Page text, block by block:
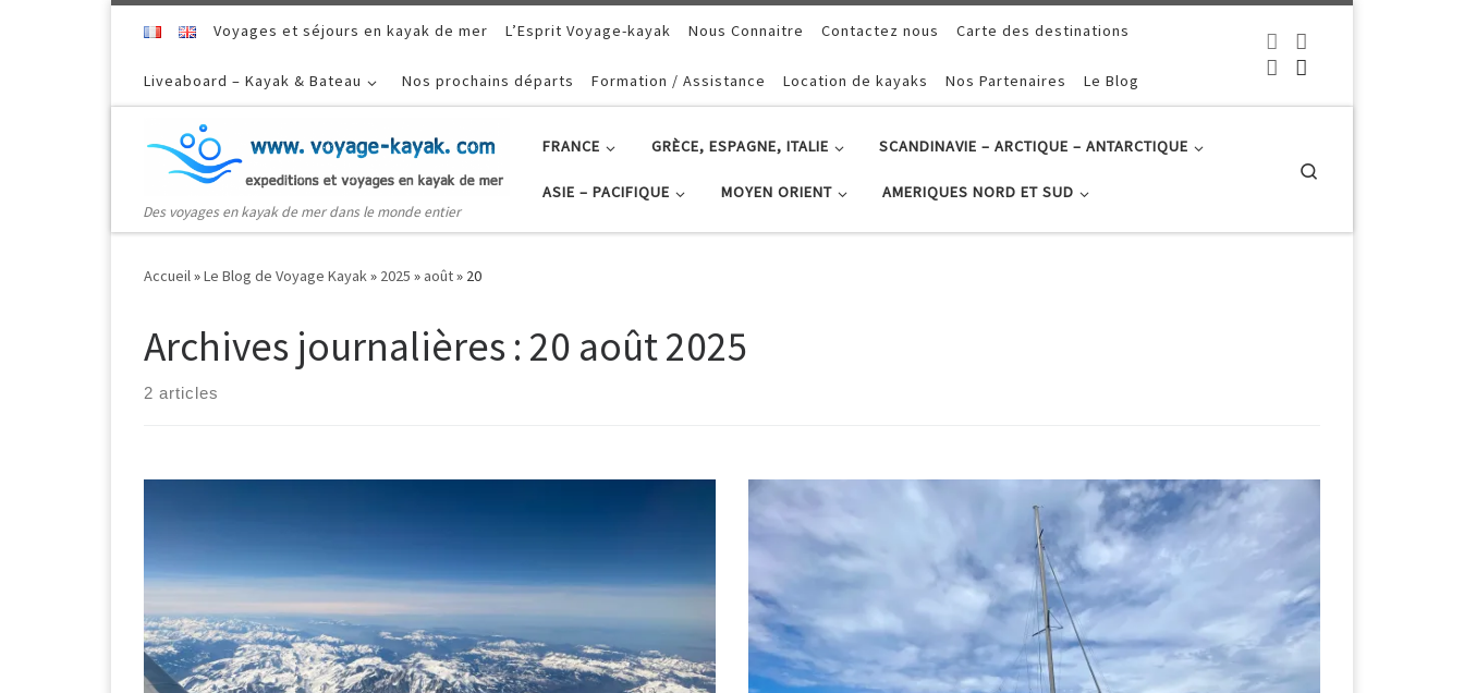
Voyages et séjours en kayak de mer L’Esprit Voyage-kayak Nous Connaitre Contactez nous Carte des destinations
Liveaboard – Kayak & Bateau Nos prochains départs Formation / Assistance Location de kayaks Nos Partenaires Le Blog
Des voyages en kayak de mer dans le monde entier
FRANCE GRÈCE, ESPAGNE, ITALIE SCANDINAVIE – ARCTIQUE – ANTARCTIQUE
ASIE – PACIFIQUE MOYEN ORIENT AMERIQUES NORD ET SUD
Accueil»Le Blog de Voyage Kayak» 2025 » août» 20
Archives journalières : 20 août 2025
2 articles